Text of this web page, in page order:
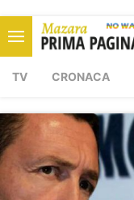
TV CRONACA